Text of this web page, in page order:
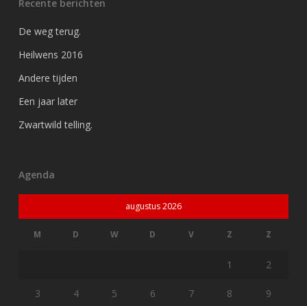
Recente berichten
De weg terug.
Heilwens 2016
Andere tijden
Een jaar later
Zwartwild telling.
Agenda
augustus 2026
M D W D V Z Z
1 2
3 4 5 6 7 8 9